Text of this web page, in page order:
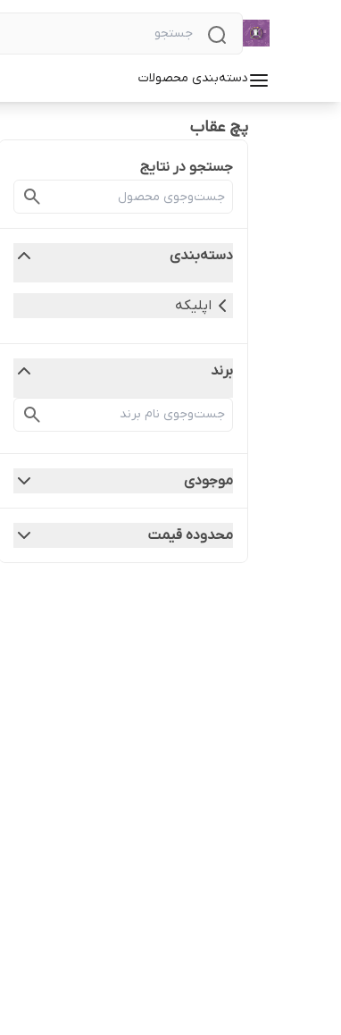
دسته‌بندی محصولات
پچ عقاب
جستجو در نتایج
دسته‌بندی
اپلیکه
برند
موجودی
محدوده قیمت